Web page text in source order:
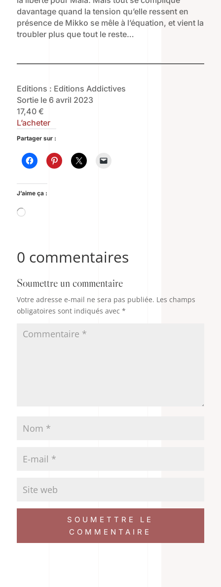
davantage quand la tension qu’elle ressent en
présence de Mikko se mêle à l’équation, et vient la
troubler plus que tout le reste…
Editions : Editions Addictives
Sortie le 6 avril 2023
17,40 €
L’acheter
Partager sur :
J’aime ça :
Chargement…
0 commentaires
Soumettre un commentaire
Votre adresse e-mail ne sera pas publiée. Les champs
obligatoires sont indiqués avec *
SOUMETTRE LE
COMMENTAIRE